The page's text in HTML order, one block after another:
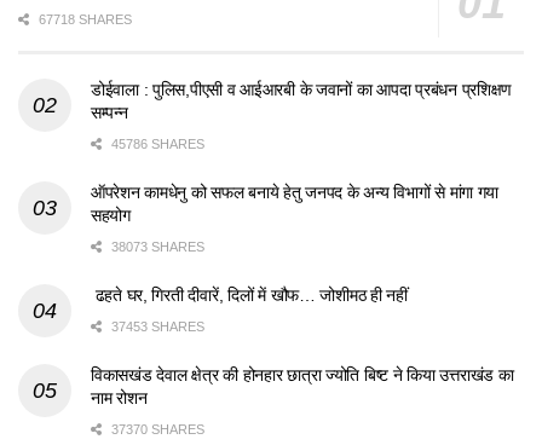
67718 SHARES
डोईवाला : पुलिस,पीएसी व आईआरबी के जवानों का आपदा प्रबंधन प्रशिक्षण
सम्पन्न
45786 SHARES
ऑपरेशन कामधेनु को सफल बनाये हेतु जनपद के अन्य विभागों से मांगा गया
सहयोग
38073 SHARES
ढहते घर, गिरती दीवारें, दिलों में खौफ… जोशीमठ ही नहीं
37453 SHARES
विकासखंड देवाल क्षेत्र की होनहार छात्रा ज्योति बिष्ट ने किया उत्तराखंड का
नाम रोशन
37370 SHARES